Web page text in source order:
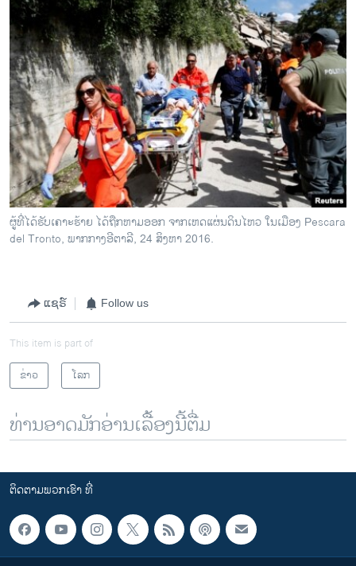
ຜູ້ທີ່ໄດ້ຮັບເຄາະຮ້າຍ ໄດ້ຖືກຫາມອອກ ຈາກເຫດແຜ່ນດິນໄຫວ ໃນເມືອງ Pescara
del Tronto, ພາກກາງອີຕາລີ, 24 ສິງຫາ 2016.
ແຊຣ໌ Follow us
This item is part of
ຂ່າວ
ໂລກ
ທ່ານອາດມັກອ່ານເລື້ອງນີ້ຕື່ມ
ຕິດຕາມພວກເຮົາ ທີ່